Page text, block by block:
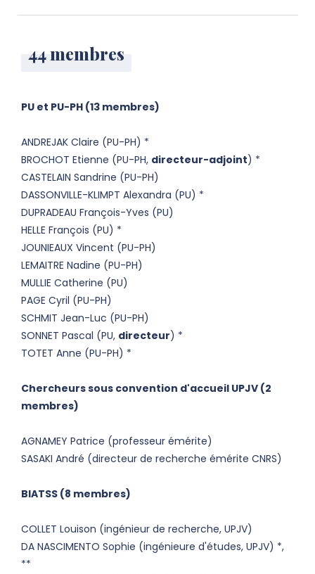
44 membres
PU et PU-PH (13 membres)
ANDREJAK Claire (PU-PH) *
BROCHOT Etienne (PU-PH, directeur-adjoint) *
CASTELAIN Sandrine (PU-PH)
DASSONVILLE-KLIMPT Alexandra (PU) *
DUPRADEAU François-Yves (PU)
HELLE François (PU) *
JOUNIEAUX Vincent (PU-PH)
LEMAITRE Nadine (PU-PH)
MULLIE Catherine (PU)
PAGE Cyril (PU-PH)
SCHMIT Jean-Luc (PU-PH)
SONNET Pascal (PU, directeur) *
TOTET Anne (PU-PH) *
Chercheurs sous convention d'accueil UPJV (2
membres)
AGNAMEY Patrice (professeur émérite)
SASAKI André (directeur de recherche émérite CNRS)
BIATSS (8 membres)
COLLET Louison (ingénieur de recherche, UPJV)
DA NASCIMENTO Sophie (ingénieure d'études, UPJV) *,
**